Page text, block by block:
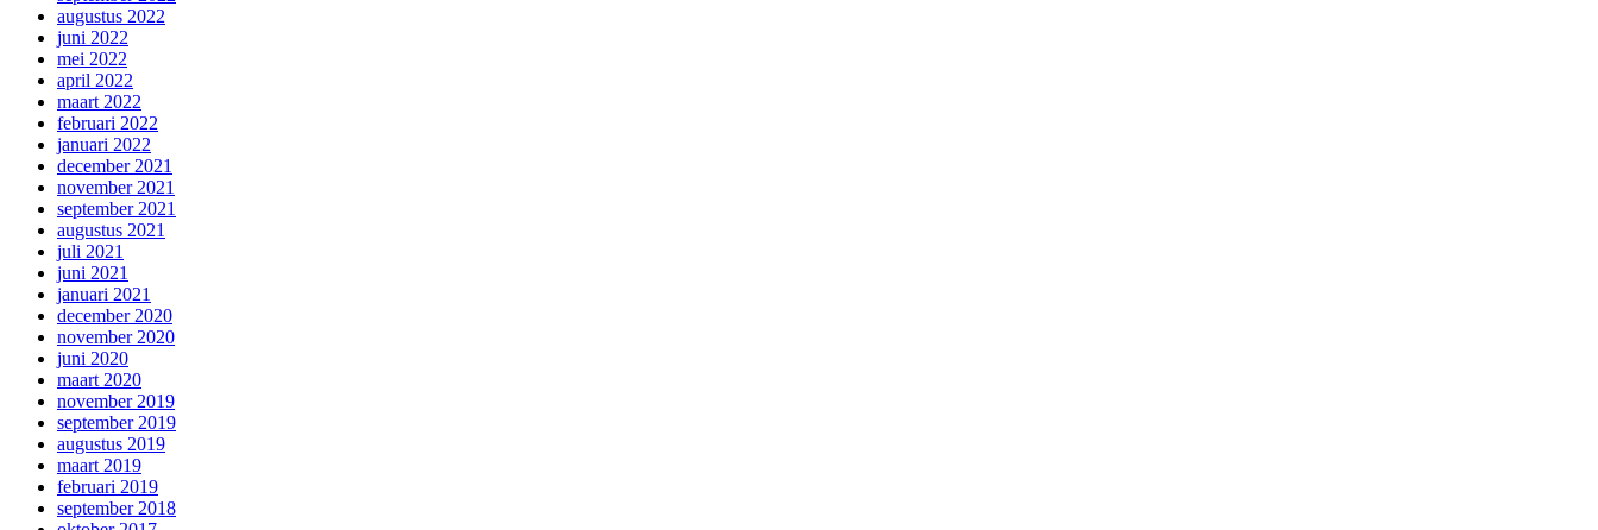
augustus 2022
juni 2022
mei 2022
april 2022
maart 2022
februari 2022
januari 2022
december 2021
november 2021
september 2021
augustus 2021
juli 2021
juni 2021
januari 2021
december 2020
november 2020
juni 2020
maart 2020
november 2019
september 2019
augustus 2019
maart 2019
februari 2019
september 2018